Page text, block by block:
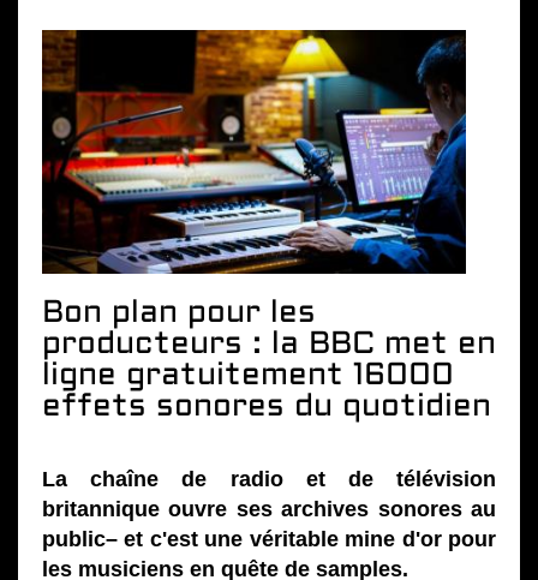
Bon plan pour les
producteurs : la BBC met en
ligne gratuitement 16000
effets sonores du quotidien
La chaîne de radio et de télévision
britannique ouvre ses archives sonores au
public– et c'est une véritable mine d'or pour
les musiciens en quête de samples.